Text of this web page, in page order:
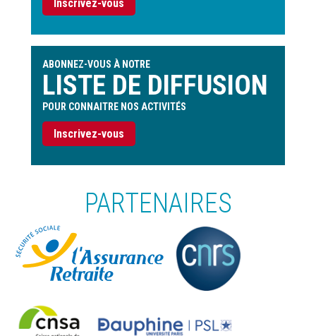
Inscrivez-vous
ABONNEZ-VOUS À NOTRE
LISTE DE DIFFUSION
POUR CONNAITRE NOS ACTIVITÉS
Inscrivez-vous
PARTENAIRES